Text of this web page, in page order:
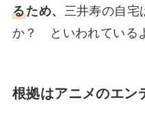
るため、 三井寿の自宅
か？ といわれている
根拠はアニメのエン